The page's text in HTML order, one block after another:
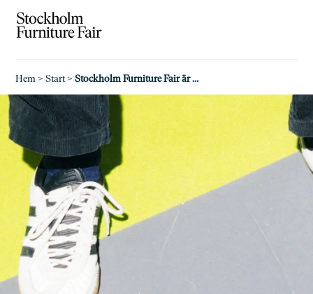
Hem >Start> Stockholm Furniture Fair är tillbaka 2027